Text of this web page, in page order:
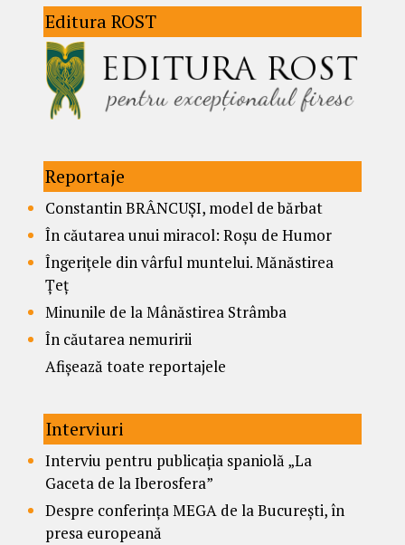
Editura ROST
Reportaje
Constantin BRÂNCUȘI, model de bărbat
În căutarea unui miracol: Roșu de Humor
Îngerițele din vârful muntelui. Mănăstirea
Țeț
Minunile de la Mânăstirea Strâmba
În căutarea nemuririi
Afișează toate reportajele
Interviuri
Interviu pentru publicația spaniolă „La
Gaceta de la Iberosfera”
Despre conferința MEGA de la București, în
presa europeană